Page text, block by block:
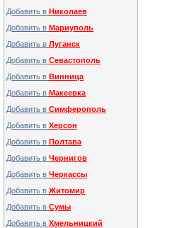
Добавить в Николаев
Добавить в Мариуполь
Добавить в Луганск
Добавить в Севастополь
Добавить в Винница
Добавить в Макеевка
Добавить в Симферополь
Добавить в Херсон
Добавить в Полтава
Добавить в Чернигов
Добавить в Черкассы
Добавить в Житомир
Добавить в Сумы
Добавить в Хмельницкий